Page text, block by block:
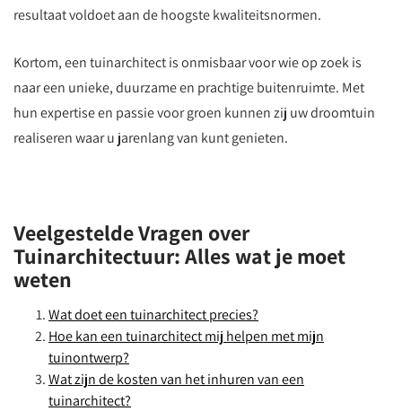
resultaat voldoet aan de hoogste kwaliteitsnormen.
Kortom, een tuinarchitect is onmisbaar voor wie op zoek is
naar een unieke, duurzame en prachtige buitenruimte. Met
hun expertise en passie voor groen kunnen zij uw droomtuin
realiseren waar u jarenlang van kunt genieten.
Veelgestelde Vragen over
Tuinarchitectuur: Alles wat je moet
weten
Wat doet een tuinarchitect precies?
Hoe kan een tuinarchitect mij helpen met mijn
tuinontwerp?
Wat zijn de kosten van het inhuren van een
tuinarchitect?